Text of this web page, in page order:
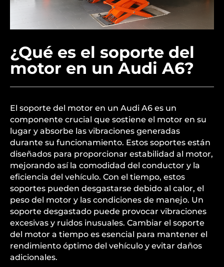
¿Qué es el soporte del
motor en un Audi A6?
El soporte del motor en un Audi A6 es un
componente crucial que sostiene el motor en su
lugar y absorbe las vibraciones generadas
durante su funcionamiento. Estos soportes están
diseñados para proporcionar estabilidad al motor,
mejorando así la comodidad del conductor y la
eficiencia del vehículo. Con el tiempo, estos
soportes pueden desgastarse debido al calor, el
peso del motor y las condiciones de manejo. Un
soporte desgastado puede provocar vibraciones
excesivas y ruidos inusuales. Cambiar el soporte
del motor a tiempo es esencial para mantener el
rendimiento óptimo del vehículo y evitar daños
adicionales.